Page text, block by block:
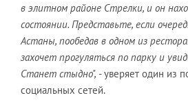
в элитном районе Стрелки, и он
состоянии. Представьте, если
Астаны, пообедав в одном из
захочет прогуляться по парку и
Станет стыдно", - уверяет один из
социальных сетей.